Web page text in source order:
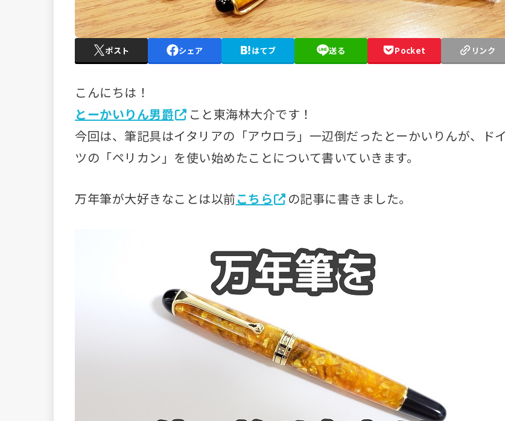
ポスト シェア はてブ 送る Pocket リンク
こんにちは！
とーかいりん男爵
こと東海林大介です！
今回は、筆記具はイタリアの「アウロラ」一辺倒だったとーかいりんが、ドイ
ツの「ペリカン」を使い始めたことについて書いていきます。
万年筆が大好きなことは以前こちら の記事に書きました。